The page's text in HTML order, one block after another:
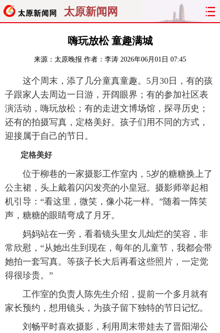
太原新闻网
聚焦 太原
经济 关注 文明 出行
纵横 曝光 综合 专题
旅游 理财 政务 教育
看天下 晋月读
太原日报
嗨玩放松 童趣满城
来源： 太原晚报 作者：李涛 2026年06月01日 07:45
这个周末，添了几分童真童趣。5月30日，有的孩
子跟家人去周边一日游，开阔眼界；有的参加社区表
演活动，嗨玩放松；有的走进文博场馆，探寻历史；
还有的拍摄写真，定格美好。孩子们用不同的方式，
迎接属于自己的节日。
定格美好
位于柳巷的一家摄影工作室内，5岁的糖糖换上了
公主裙，头上戴着闪闪发亮的小皇冠。摄影师举起相
机引导：“看这里，微笑，像小花一样。”随着一阵笑
声，糖糖的眼睛弯成了月牙。
妈妈站在一旁，看着镜头里女儿灿烂的笑容，非
常欣慰，“从她出生到现在，每年的儿童节，我都会带
她拍一套写真。等孩子长大后再看这些照片，一定觉
得很珍贵。”
工作室的负责人陈先生介绍，提前一个多月就有
家长预约，想用镜头，为孩子留下独特的节日记忆。
刘畅平时喜欢摄影，利用周末带娃去了晋阳湖公